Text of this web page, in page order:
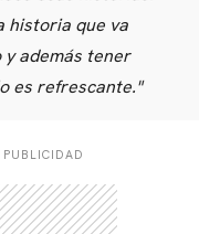
historia que va
y además tener
es refrescante."